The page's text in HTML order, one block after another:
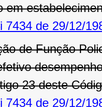
em
7434 de 29/12/
de Função
23 deste
7434 de 29/12/